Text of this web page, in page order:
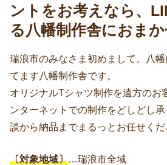
ントをお考えなら、
る八幡制作舎におま
瑞浪市のみなさま初めまして。八
てます八幡制作舎です。
オリジナルTシャツ制作を遠方のお
ンターネットでの制作をどしどし
談から納品までまるっとお任せくだ
〔対象地域〕 …瑞浪市全域